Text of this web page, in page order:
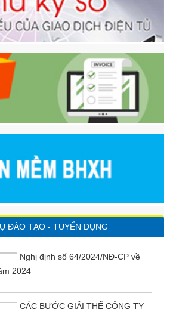
ĐÀO TẠO - TUYỂN DỤNG
Nghị định số 64/2024/NĐ-CP về
2024
CÁC BƯỚC GIẢI THỂ CÔNG TY